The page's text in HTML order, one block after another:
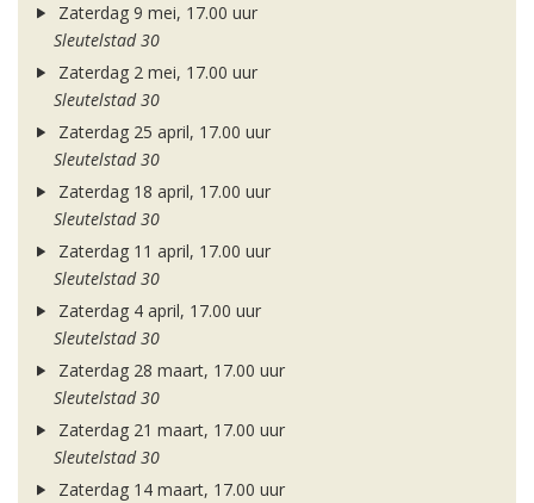
Zaterdag 9 mei, 17.00 uur
Sleutelstad 30
Zaterdag 2 mei, 17.00 uur
Sleutelstad 30
Zaterdag 25 april, 17.00 uur
Sleutelstad 30
Zaterdag 18 april, 17.00 uur
Sleutelstad 30
Zaterdag 11 april, 17.00 uur
Sleutelstad 30
Zaterdag 4 april, 17.00 uur
Sleutelstad 30
Zaterdag 28 maart, 17.00 uur
Sleutelstad 30
Zaterdag 21 maart, 17.00 uur
Sleutelstad 30
Zaterdag 14 maart, 17.00 uur